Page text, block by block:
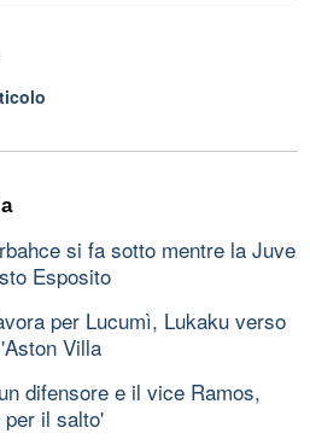
si fa sotto mentre la Juve
Esposito
per Lucumì, Lukaku verso
Villa
difensore e il vice Ramos,
il salto'